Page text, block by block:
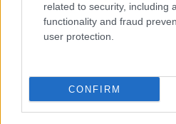
related to security, including
functionality and fraud
user protection.
CONFIRM